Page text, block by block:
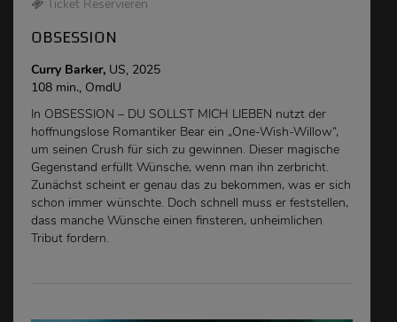
Ticket Reservieren
OBSESSION
Curry Barker, US, 2025
108 min., OmdU
In OBSESSION – DU SOLLST MICH LIEBEN nutzt der
hoffnungslose Romantiker Bear ein „One-Wish-Willow“,
um seinen Crush für sich zu gewinnen. Dieser magische
Gegenstand erfüllt Wünsche, wenn man ihn zerbricht.
Zunächst scheint er genau das zu bekommen, was er sich
schon immer wünschte. Doch schnell muss er feststellen,
dass manche Wünsche einen finsteren, unheimlichen
Tribut fordern.